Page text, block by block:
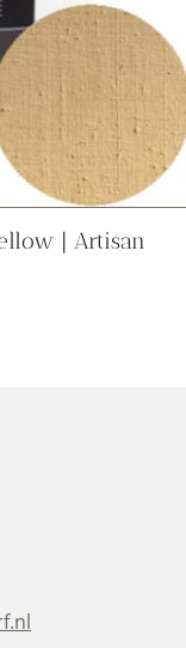
| Artisan